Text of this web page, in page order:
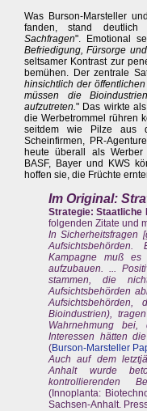
Was Burson-Marsteller
fanden, stand
Sachfragen". Emotional
Befriedigung, Fürsorge
seltsamer Kontrast zur
bemühen. Der zentrale
hinsichtlich der
müssen die
aufzutreten. " Das wirkte
die Werbetrommel rühren
seitdem wie Pilze aus
Scheinfirmen, PR-
heute überall als Werber
BASF, Bayer und KWS
hoffen sie, die Früchte
Im Original:
Strategie: Staatliche
folgenden Zitate und
In Sicherheitsfragen
Kampagne muß es
aufzubauen. ...
stammen, die
Aufsichtsbehörden
Bioindustrien),
Wahrnehmung
Interessen hätten
(Burson-Marsteller
Auch auf dem
Anhalt wurde
kontrollierenden
(Innoplanta:
Sachsen-Anhalt.